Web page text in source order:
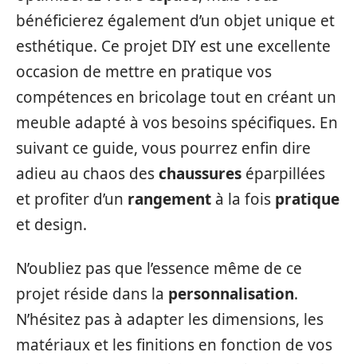
bénéficierez également d’un objet unique et
esthétique. Ce projet DIY est une excellente
occasion de mettre en pratique vos
compétences en bricolage tout en créant un
meuble adapté à vos besoins spécifiques. En
suivant ce guide, vous pourrez enfin dire
adieu au chaos deschaussures éparpillées
et profiter d’un rangement à la fois pratique
et design.
N’oubliez pas que l’essence même de ce
projet réside dans la personnalisation.
N’hésitez pas à adapter les dimensions, les
matériaux et les finitions en fonction de vos